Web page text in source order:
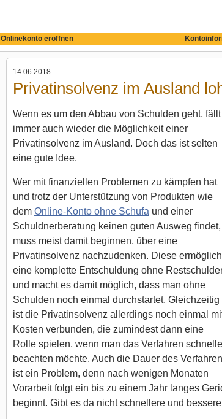
Onlinekonto eröffnen
14.06.2018
Privatinsolvenz im Ausland
Wenn es um den Abbau von Schulden geht, fällt
immer auch wieder die Möglichkeit einer
Privatinsolvenz im Ausland. Doch das ist selten
eine gute Idee.
Wer mit finanziellen Problemen zu kämpfen hat
und trotz der Unterstützung von Produkten wie
dem Online-Konto ohne Schufa und einer
Schuldnerberatung keinen guten Ausweg findet,
muss meist damit beginnen, über eine
Privatinsolvenz nachzudenken. Diese
eine komplette Entschuldung ohne
und macht es damit möglich, dass man ohne
Schulden noch einmal durchstartet. Gleichzeitig
ist die Privatinsolvenz allerdings noch einmal
Kosten verbunden, die zumindest dann eine
Rolle spielen, wenn man das Verfahren
beachten möchte. Auch die Dauer des
ist ein Problem, denn nach wenigen Monaten
Vorarbeit folgt ein bis zu einem Jahr langes
beginnt. Gibt es da nicht schnellere und